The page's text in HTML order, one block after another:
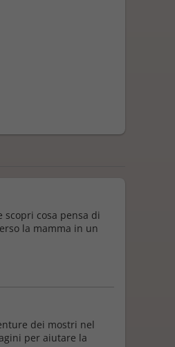
scopri cosa pensa di
la mamma in un
dei mostri nel
per aiutare la